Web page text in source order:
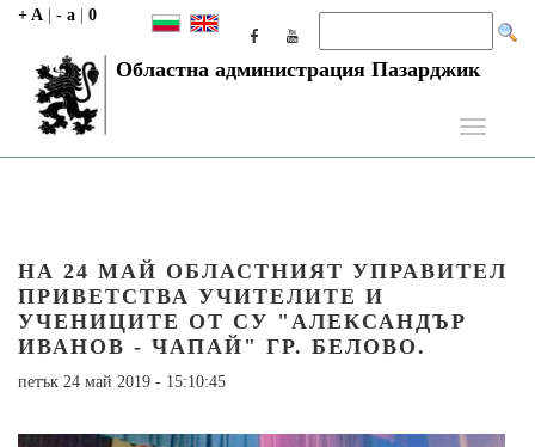
+ A - a 0
Областна администрация Пазарджик
Toggle
НА 24 МАЙ ОБЛАСТНИЯТ УПРАВИТЕЛ
ПРИВЕТСТВА УЧИТЕЛИТЕ И
УЧЕНИЦИТЕ ОТ СУ "АЛЕКСАНДЪР
ИВАНОВ - ЧАПАЙ" ГР. БЕЛОВО.
петък 24 май 2019 - 15:10:45